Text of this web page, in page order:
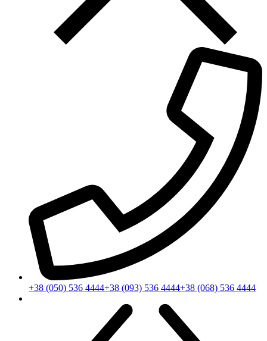
+38 (050) 536 4444+38 (093) 536 4444+38 (068) 536 4444